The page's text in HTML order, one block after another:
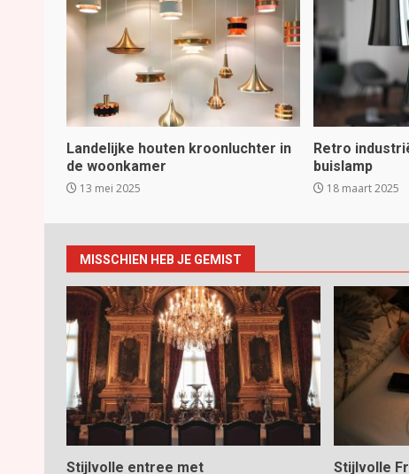
Landelijke houten kroonluchter in
de woonkamer
13 mei 2025
Retro
buislamp
18 maart 2025
MISSCHIEN HEB JE GEMIST
Stijlvolle entree met Stijlvolle